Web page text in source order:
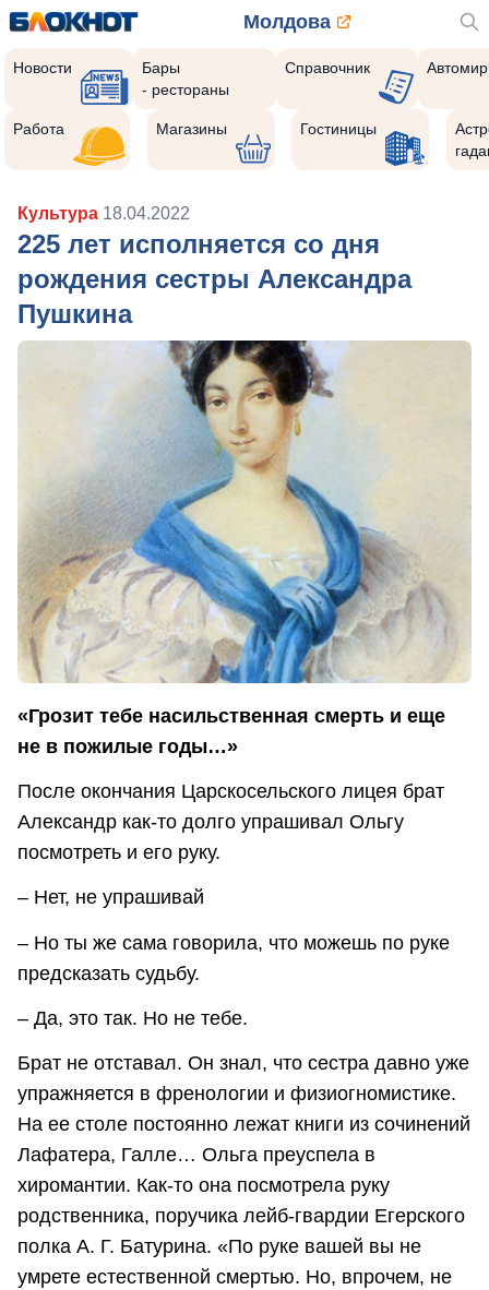
Молдова
Новости
Бары
- рестораны
Справочник Автомир
Работа Магазины Гостиницы
Культура 18.04.2022
225 лет исполняется со дня
рождения сестры Александра
Пушкина
«Грозит тебе насильственная смерть и еще
не в пожилые годы…»
После окончания Царскосельского лицея брат
Александр как-то долго упрашивал Ольгу
посмотреть и его руку.
– Нет, не упрашивай
– Но ты же сама говорила, что можешь по руке
предсказать судьбу.
– Да, это так. Но не тебе.
Брат не отставал. Он знал, что сестра давно уже
упражняется в френологии и физиогномистике.
На ее столе постоянно лежат книги из сочинений
Лафатера, Галле… Ольга преуспела в
хиромантии. Как-то она посмотрела руку
родственника, поручика лейб-гвардии Егерского
полка А. Г. Батурина. «По руке вашей вы не
умрете естественной смертью. Но, впрочем, не